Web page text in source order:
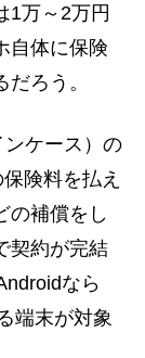
1万～2万円
自体に保険
ろう。
ケース）の
険料を払え
の補償をし
契約が完結
なら
端末が対象